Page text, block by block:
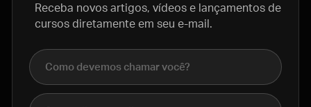
Receba novos artigos, vídeos e lançamentos de
cursos diretamente em seu e-mail.
Nome completo
E-mail